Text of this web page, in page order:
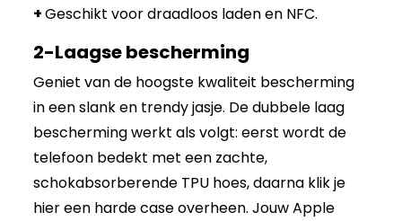
+Geschikt voor draadloos laden en NFC.
2-Laagse bescherming
Geniet van de hoogste kwaliteit bescherming
in een slank en trendy jasje. De dubbele laag
bescherming werkt als volgt: eerst wordt de
telefoon bedekt met een zachte,
schokabsorberende TPU hoes, daarna klik je
hier een harde case overheen. Jouw Apple